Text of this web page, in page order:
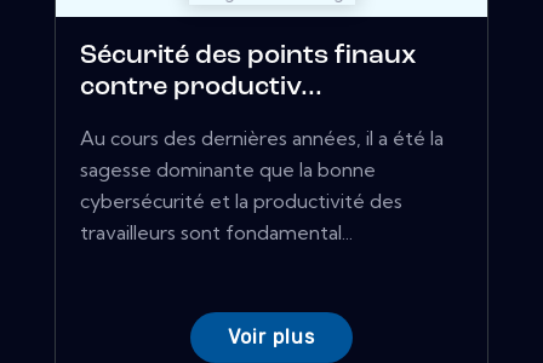
Sécurité des points finaux
contre productiv...
Au cours des dernières années, il a été la
sagesse dominante que la bonne
cybersécurité et la productivité des
travailleurs sont fondamental...
Voir plus